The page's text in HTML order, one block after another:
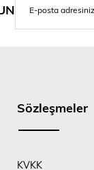
Sözleşmeler
KVKK